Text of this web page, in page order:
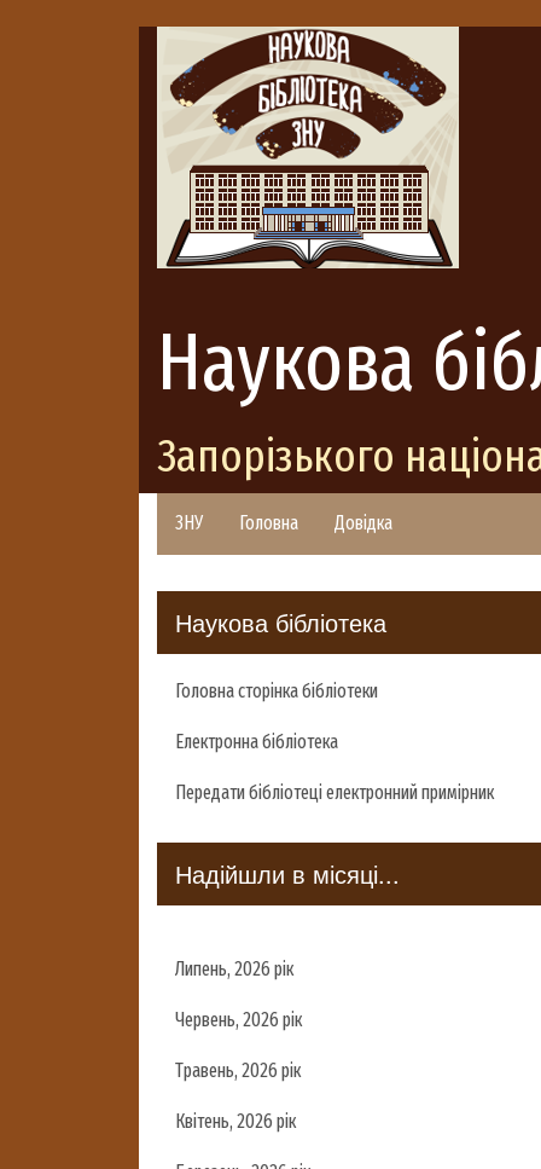
Наукова
Запорізького
ЗНУ Головна Довідка
Наукова бібліотека
Головна сторінка бібліотеки
Електронна бібліотека
Передати бібліотеці електронний примірник
Надійшли в місяці...
Липень, 2026 рік
Червень, 2026 рік
Травень, 2026 рік
Квітень, 2026 рік